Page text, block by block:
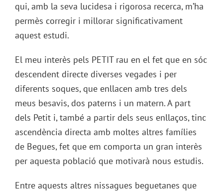
qui, amb la seva lucidesa i rigorosa recerca, m’ha
permès corregir i millorar significativament
aquest estudi.
El meu interès pels PETIT rau en el fet que en sóc
descendent directe diverses vegades i per
diferents soques, que enllacen amb tres dels
meus besavis, dos paterns i un matern. A part
dels Petit i, també a partir dels seus enllaços, tinc
ascendència directa amb moltes altres famílies
de Begues, fet que em comporta un gran interès
per aquesta població que motivarà nous estudis.
Entre aquests altres nissagues beguetanes que